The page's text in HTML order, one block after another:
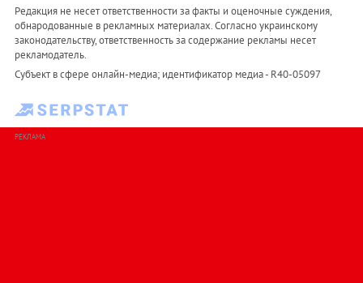
Редакция не несет ответственности за факты и оценочные суждения,
обнародованные в рекламных материалах. Согласно украинскому
законодательству, ответственность за содержание рекламы несет
рекламодатель.
Субъект в сфере онлайн-медиа; идентификатор медиа - R40-05097
РЕКЛАМА